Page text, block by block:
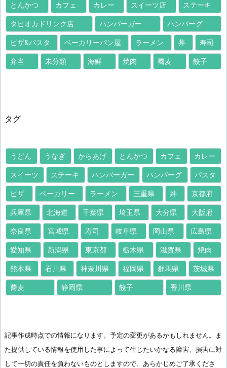
とんかつ カフェ カレー スイーツ店 ステーキ
タピオカドリンク店 ハンバーガー ハンバーグ
ピザ&パスタ ベーカリーパン屋 ラーメン 丼 寿司
弁当 未分類 海鮮 焼肉 蕎麦 餃子
タグ
うどん うなぎ からあげ とんかつ カフェ カレー
スイーツ ステーキ ハンバーガー ハンバーグ パスタ
ピザ ベーカリー ラーメン 三重県 丼 京都府
兵庫県 北海道 千葉県 埼玉県 大分県 大阪府
奈良県 宮城県 寿司 岐阜県 岡山県 広島県
愛知県 新潟県 東京都 栃木県 滋賀県 焼肉
熊本県 石川県 神奈川県 福岡県 群馬県 茨城県
蕎麦 静岡県 餃子 香川県
記事作成時点での情報になります。予定の変更があるかもしれません。ま
た提供している情報を使用した事によって生じたいかなる障害、損害に対
して一切の責任を負わないものとしますので、あらかじめご了承くださ